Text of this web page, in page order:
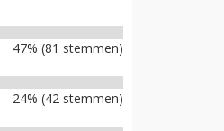
47% (81 stemmen)
24% (42 stemmen)